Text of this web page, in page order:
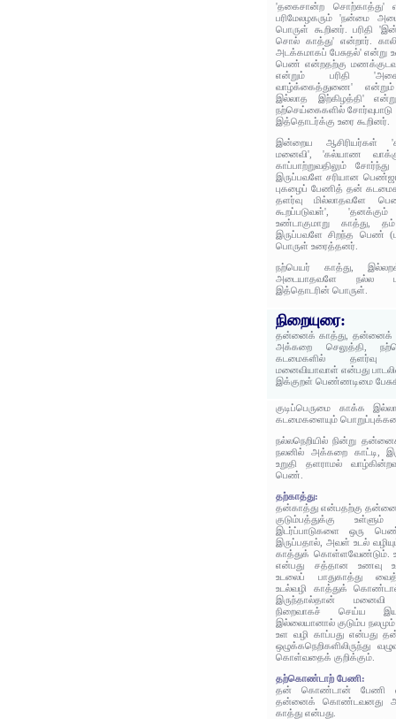
'தகைசான்ற சொற்காத்து'
பரிமேலழகரும் 'நன்மை
பொருள் கூறினர். பரிதி
சொல் காத்து' என்றார்.
அடக்கமாகப் பேசுதல்' என்று
பெண் என்றதற்கு
என்றும் பரிதி
வாழ்க்கைத்துணை' என்றும்
இல்லாத இற்கிழத்தி'
நற்செய்கைகளில்
இத்தொடர்க்கு உரை கூறினர்.
இன்றைய ஆசிரியர்கள்
மனைவி', 'கல்யாண
காப்பாற்றுவதிலும்
இருப்பவளே சரியான
புகழைப் பேணித் தன்
தளர்வு மில்லாதவளே
கூறப்படுவள்',
உண்டாகுமாறு காத்து,
இருப்பவளே சிறந்த பெண்
பொருள் உரைத்தனர்.
நற்பெயர் காத்து,
அடையாதவளே நல்ல
இத்தொடரின் பொருள்.
நிறையுரை:
தன்னைக் காத்து,
அக்கறை செலுத்தி,
கடமைகளில் தளர்வு
மனைவியாவாள் என்பது
இக்குறள் பெண்ணடிமை
குடிப்பெருமை காக்க
கடமைகளையும்
நல்லநெறியில் நின்று
நலனில் அக்கறை காட்டி,
உறுதி தளராமல்
பெண்.
தற்காத்து:
தன்காத்து என்பதற்கு
குடும்பத்துக்கு
இடர்ப்பாடுகளை ஒரு
இருப்பதால், அவள் உடல்
காத்துக் கொள்ளவேண்டும்.
என்பது சத்தான உணவு
உடலைப் பாதுகாத்து
உடல்வழி காத்துக்
இருந்தால்தான்
நிறைவாகச் செய்ய
இல்லையானால் குடும்ப
உள வழி காப்பது என்பது
ஒழுக்கநெறிகளிலிருந்து
கொள்வதைக் குறிக்கும்.
தற்கொண்டாற் பேணி:
தன் கொண்டான் பேணி
தன்னைக் கொண்டவனது
காத்து என்பது.